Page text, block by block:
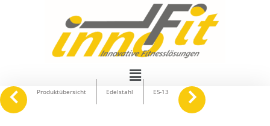
navigate_before Produktübersicht Edelstahl ES-13 keyboard_arrow_right